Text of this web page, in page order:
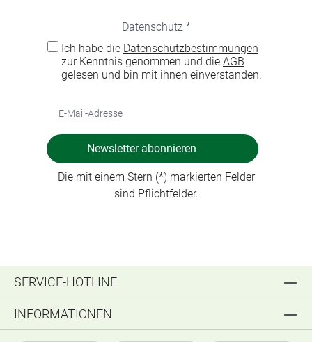
Datenschutz *
Ich habe die Datenschutzbestimmungen
zur Kenntnis genommen und die AGB
gelesen und bin mit ihnen einverstanden.
Newsletter abonnieren
Die mit einem Stern (*) markierten Felder
sind Pflichtfelder.
SERVICE-HOTLINE
INFORMATIONEN